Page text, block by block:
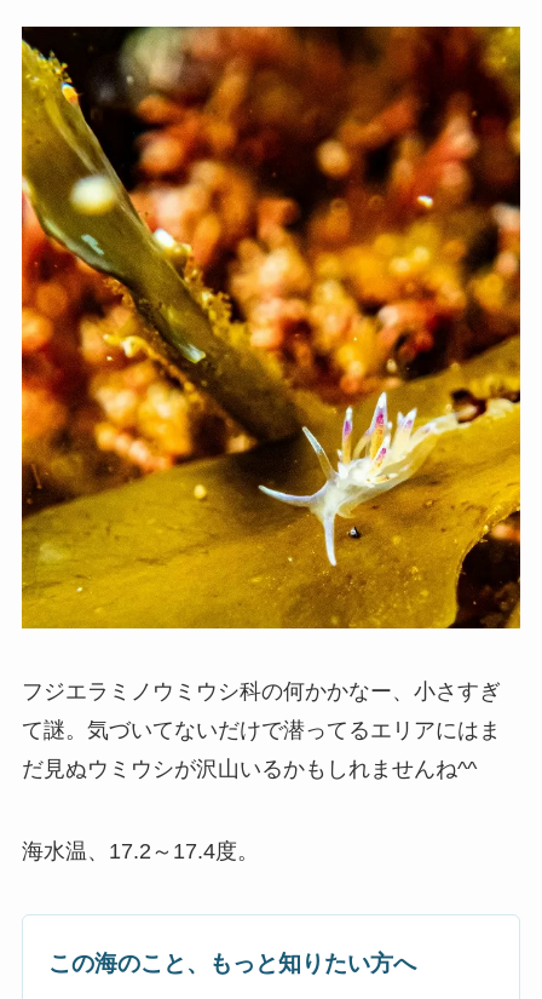
フジエラミノウミウシ科の何かかなー、小さすぎ
て謎。気づいてないだけで潜ってるエリアにはま
だ見ぬウミウシが沢山いるかもしれませんね^^
海水温、17.2～17.4度。
この海のこと、もっと知りたい方へ